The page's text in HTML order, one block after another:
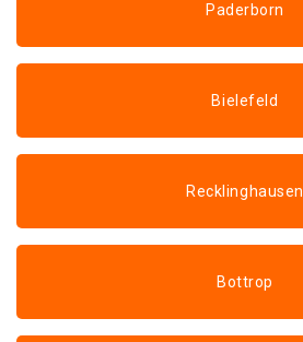
Paderborn
Bielefeld
Recklinghausen
Bottrop